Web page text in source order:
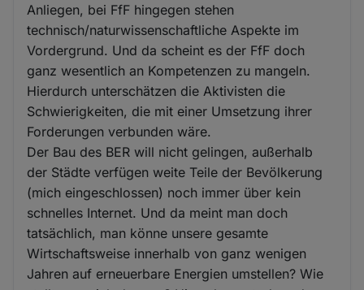
Anliegen, bei FfF hingegen stehen
technisch/naturwissenschaftliche Aspekte im
Vordergrund. Und da scheint es der FfF doch
ganz wesentlich an Kompetenzen zu mangeln.
Hierdurch unterschätzen die Aktivisten die
Schwierigkeiten, die mit einer Umsetzung ihrer
Forderungen verbunden wäre.
Der Bau des BER will nicht gelingen, außerhalb
der Städte verfügen weite Teile der Bevölkerung
(mich eingeschlossen) noch immer über kein
schnelles Internet. Und da meint man doch
tatsächlich, man könne unsere gesamte
Wirtschaftsweise innerhalb von ganz wenigen
Jahren auf erneuerbare Energien umstellen? Wie